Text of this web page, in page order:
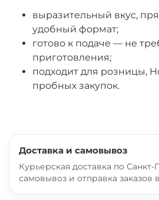
выразительный вкус,
удобный формат;
готово к подаче — не
приготовления;
подходит для розницы,
пробных закупок.
Доставка и самовывоз
Курьерская доставка по Санкт-
самовывоз и отправка заказов